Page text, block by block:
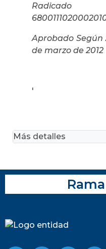
Aprobado Según
de marzo de 2012
'
Más detalles